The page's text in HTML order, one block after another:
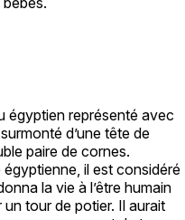
égyptien représenté avec
d’une tête de
paire de cornes.
il est considéré
la vie à l’être humain
tour de potier. Il aurait